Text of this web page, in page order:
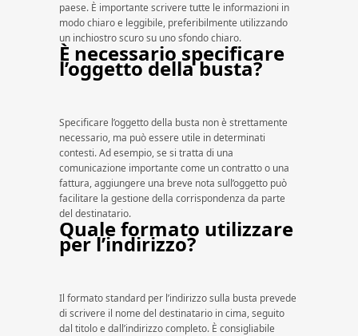
paese. È importante scrivere tutte le informazioni in
modo chiaro e leggibile, preferibilmente utilizzando
un inchiostro scuro su uno sfondo chiaro.
È necessario specificare
l’oggetto della busta?
Specificare l’oggetto della busta non è strettamente
necessario, ma può essere utile in determinati
contesti. Ad esempio, se si tratta di una
comunicazione importante come un contratto o una
fattura, aggiungere una breve nota sull’oggetto può
facilitare la gestione della corrispondenza da parte
del destinatario.
Quale formato utilizzare
per l’indirizzo?
Il formato standard per l’indirizzo sulla busta prevede
di scrivere il nome del destinatario in cima, seguito
dal titolo e dall’indirizzo completo. È consigliabile